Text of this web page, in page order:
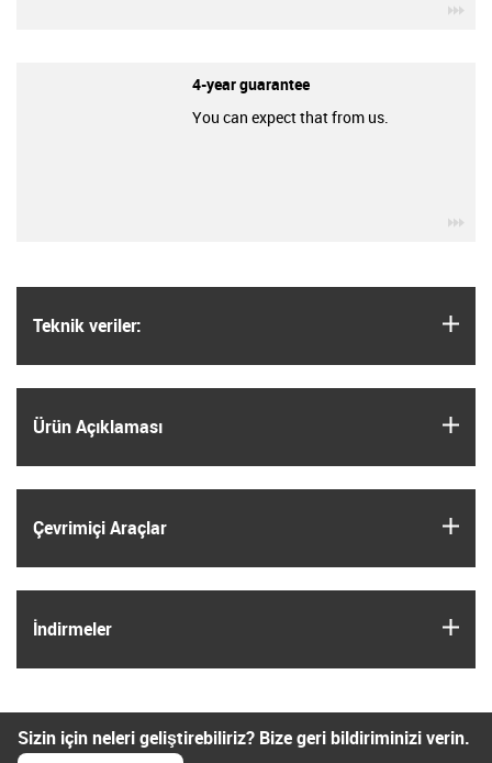
Teknik veriler:
Ürün Açıklaması
Çevrimiçi Araçlar
İndirmeler
4-year guarantee
You can expect that from us.
Sizin için neleri geliştirebiliriz? Bize geri bildiriminizi verin.